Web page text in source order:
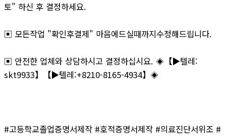
토" 하신 후 결정하세요.
▣ 모든작업 "확인후결제" 마음에드실때까지수정해드립니다.
▣ 안전한 업체와 상담하시고 결정하십시요. ◈【▶텔레:
skt9933】【▶텔레:+8210-8165-4934】◈
#고등학교졸업증명서제작 #호적증명서제작 #의료진단서위조 #